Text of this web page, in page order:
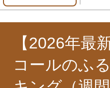
【2026年最
コールのふ